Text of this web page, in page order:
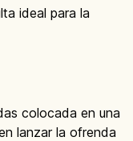
ideal para la
colocada en una
lanzar la ofrenda